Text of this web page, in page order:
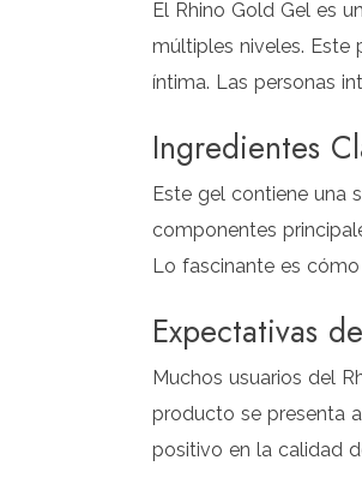
El Rhino Gold Gel es
múltiples niveles. Este
íntima. Las personas
Ingredientes
Este gel contiene una
componentes
Lo fascinante es
Expectativas
Muchos usuarios del
producto se presenta
positivo en la calidad